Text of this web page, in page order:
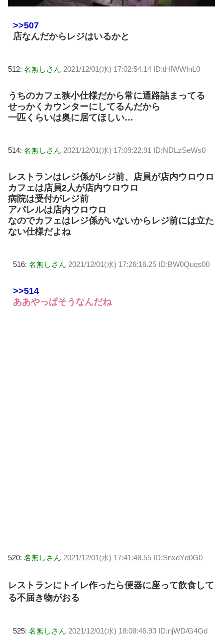
>>507
店なんだからレジはいるかと
512: 名無しさん 2021/12/01(水) 17:02:54.14 ID:tHIWWInL0
うちのカフェ狭小仕様だから常に通路詰まってる
せっかくカウンターにしてるんだから
一匹くらいは奥に居てほしい…
514: 名無しさん 2021/12/01(水) 17:09:22.91 ID:NDLzSeWs0
レストランはレジ係がレジ前、店員が店内ウロウロ
カフェは店員2人が店内ウロウロ
病院は受付がレジ前
アパレルは店内ウロウロ
なのでカフェはレジ係がいないからレジ前には立た
ない仕様だよね
516: 名無しさん 2021/12/01(水) 17:26:16.25 ID:BW0Quqs00
>>514
ああやっぱそうなんだね
520: 名無しさん 2021/12/01(水) 17:41:48.55 ID:SnxdYd0G0
レストランにトイレ作ったら便器に座って飲食して
る不届き物がおる
525: 名無しさん 2021/12/01(水) 18:08:46.93 ID:njWD/G4Gd